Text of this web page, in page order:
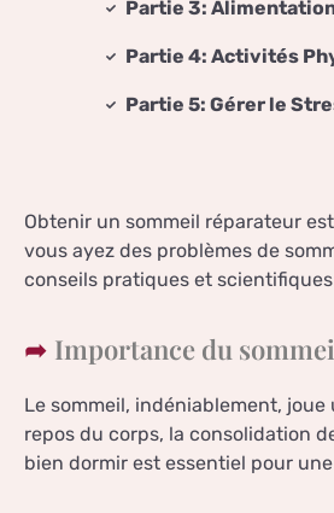
Partie 3:
Partie 4: Activités
Partie 5: Gérer le
Obtenir un sommeil réparateur
vous ayez des problèmes de
conseils pratiques et
Importance du
Le sommeil, indéniablement,
repos du corps, la consolidation
bien dormir est essentiel pour